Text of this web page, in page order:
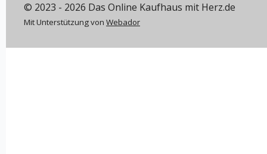
© 2023 - 2026 Das Online Kaufhaus mit Herz.de
Mit Unterstützung von Webador